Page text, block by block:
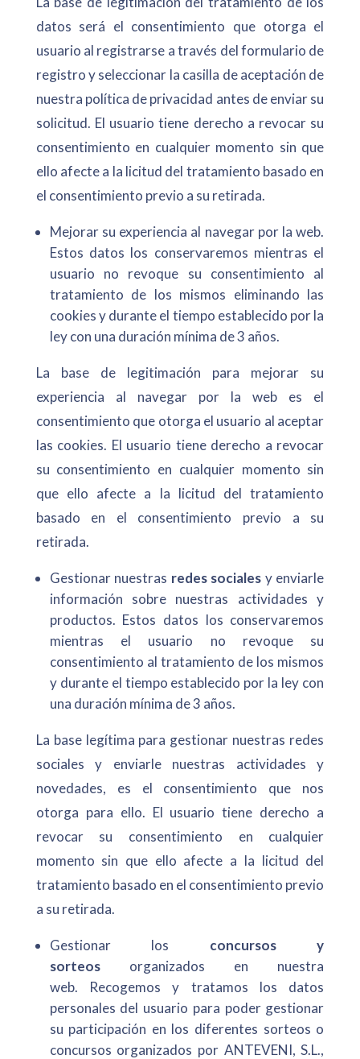
datos será el consentimiento que otorga el
usuario al registrarse a través del formulario de
registro y seleccionar la casilla de aceptación de
nuestra política de privacidad antes de enviar su
solicitud. El usuario tiene derecho a revocar su
consentimiento en cualquier momento sin que
ello afecte a la licitud del tratamiento basado en
el consentimiento previo a su retirada.
Mejorar su experiencia al navegar por la web.
Estos datos los conservaremos mientras el
usuario no revoque su consentimiento al
tratamiento de los mismos eliminando las
cookies y durante el tiempo establecido por la
ley con una duración mínima de 3 años.
La base de legitimación para mejorar su
experiencia al navegar por la web es el
consentimiento que otorga el usuario al aceptar
las cookies. El usuario tiene derecho a revocar
su consentimiento en cualquier momento sin
que ello afecte a la licitud del tratamiento
basado en el consentimiento previo a su
retirada.
Gestionar nuestras redes sociales y enviarle
información sobre nuestras actividades y
productos. Estos datos los conservaremos
mientras el usuario no revoque su
consentimiento al tratamiento de los mismos
y durante el tiempo establecido por la ley con
una duración mínima de 3 años.
La base legítima para gestionar nuestras redes
sociales y enviarle nuestras actividades y
novedades, es el consentimiento que nos
otorga para ello. El usuario tiene derecho a
revocar su consentimiento en cualquier
momento sin que ello afecte a la licitud del
tratamiento basado en el consentimiento previo
a su retirada.
Gestionar los concursos y
sorteos organizados en nuestra
web. Recogemos y tratamos los datos
personales del usuario para poder gestionar
su participación en los diferentes sorteos o
concursos organizados por ANTEVENI, S.L.,